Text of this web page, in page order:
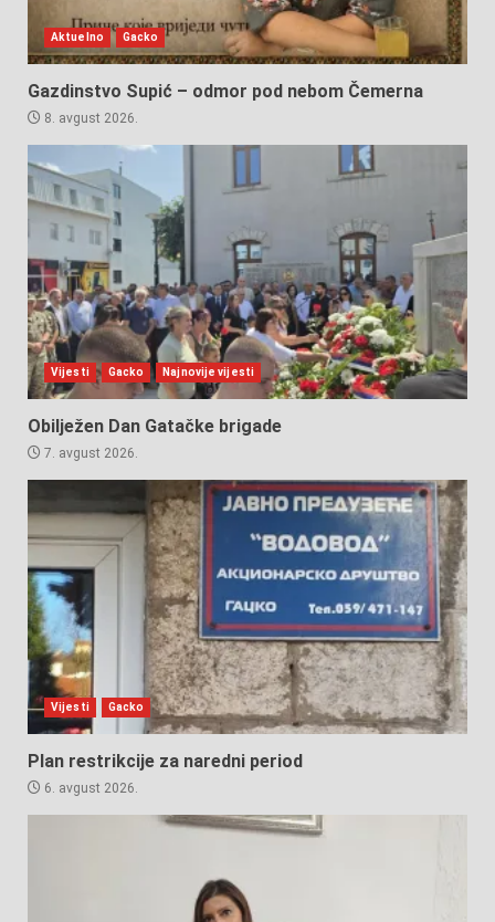
Aktuelno Gacko
Gazdinstvo Supić – odmor pod nebom Čemerna
8. avgust 2026.
Vijesti Gacko Najnovije vijesti
Obilježen Dan Gatačke brigade
7. avgust 2026.
Vijesti Gacko
Plan restrikcije za naredni period
6. avgust 2026.